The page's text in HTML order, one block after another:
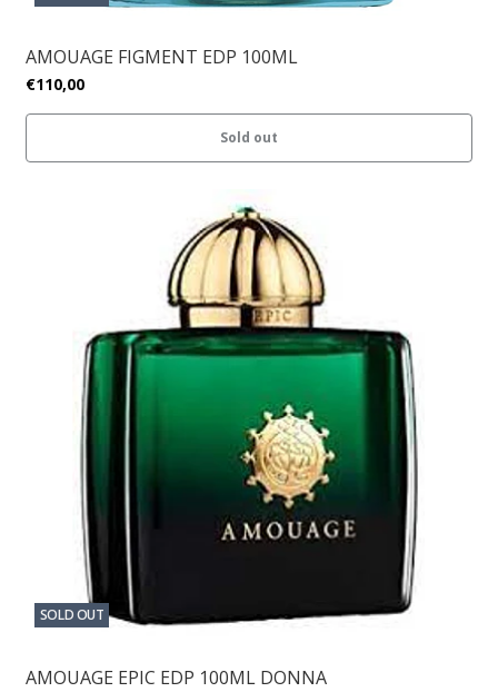
AMOUAGE FIGMENT EDP 100ML
€110,00
Sold out
SOLD OUT
AMOUAGE EPIC EDP 100ML DONNA